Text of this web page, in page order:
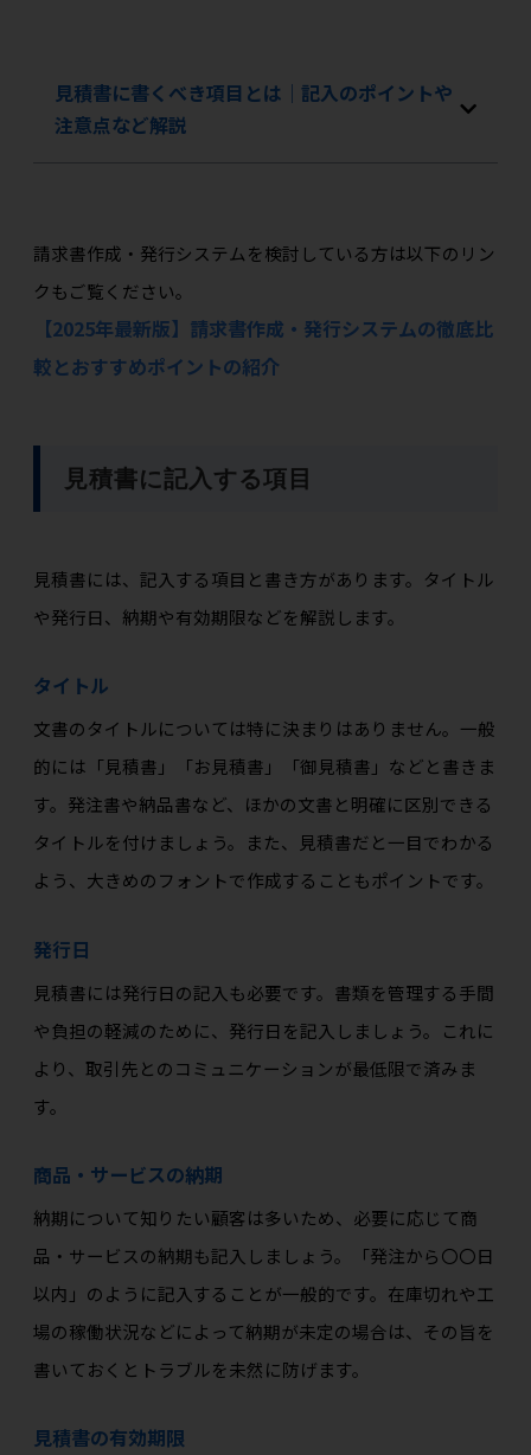
見積書に書くべき項目とは｜記入のポイントや
注意点など解説
請求書作成・発行システムを検討している方は以下のリン
クもご覧ください。
【2025年最新版】請求書作成・発行システムの徹底比
較とおすすめポイントの紹介
見積書に記入する項目
見積書には、記入する項目と書き方があります。タイトル
や発行日、納期や有効期限などを解説します。
タイトル
文書のタイトルについては特に決まりはありません。一般
的には「見積書」「お見積書」「御見積書」などと書きま
す。発注書や納品書など、ほかの文書と明確に区別できる
タイトルを付けましょう。また、見積書だと一目でわかる
よう、大きめのフォントで作成することもポイントです。
発行日
見積書には発行日の記入も必要です。書類を管理する手間
や負担の軽減のために、発行日を記入しましょう。これに
より、取引先とのコミュニケーションが最低限で済みま
す。
商品・サービスの納期
納期について知りたい顧客は多いため、必要に応じて商
品・サービスの納期も記入しましょう。「発注から〇〇日
以内」のように記入することが一般的です。在庫切れや工
場の稼働状況などによって納期が未定の場合は、その旨を
書いておくとトラブルを未然に防げます。
見積書の有効期限